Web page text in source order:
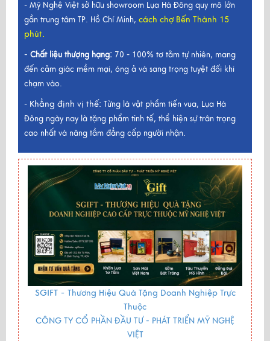
- Mỹ Nghệ Việt sở hữu showroom Lụa Hà Đông quy mô lớn
gần trung tâm TP. Hồ Chí Minh, cách chợ Bến Thành 15
phút.
- Chất liệu thượng hạng: 70 - 100% tơ tằm tự nhiên, mang
đến cảm giác mềm mại, óng ả và sang trọng tuyệt đối khi
chạm vào.
- Khẳng định vị thế: Từng là vật phẩm tiến vua, Lụa Hà
Đông ngày nay là tặng phẩm tinh tế, thể hiện sự trân trọng
cao nhất và nâng tầm đẳng cấp người nhận.
SGIFT - Thương Hiệu Quà Tặng Doanh Nghiệp Trực
Thuộc
CÔNG TY CỔ PHẦN ĐẦU TƯ - PHÁT TRIỂN MỸ NGHỆ
VIỆT